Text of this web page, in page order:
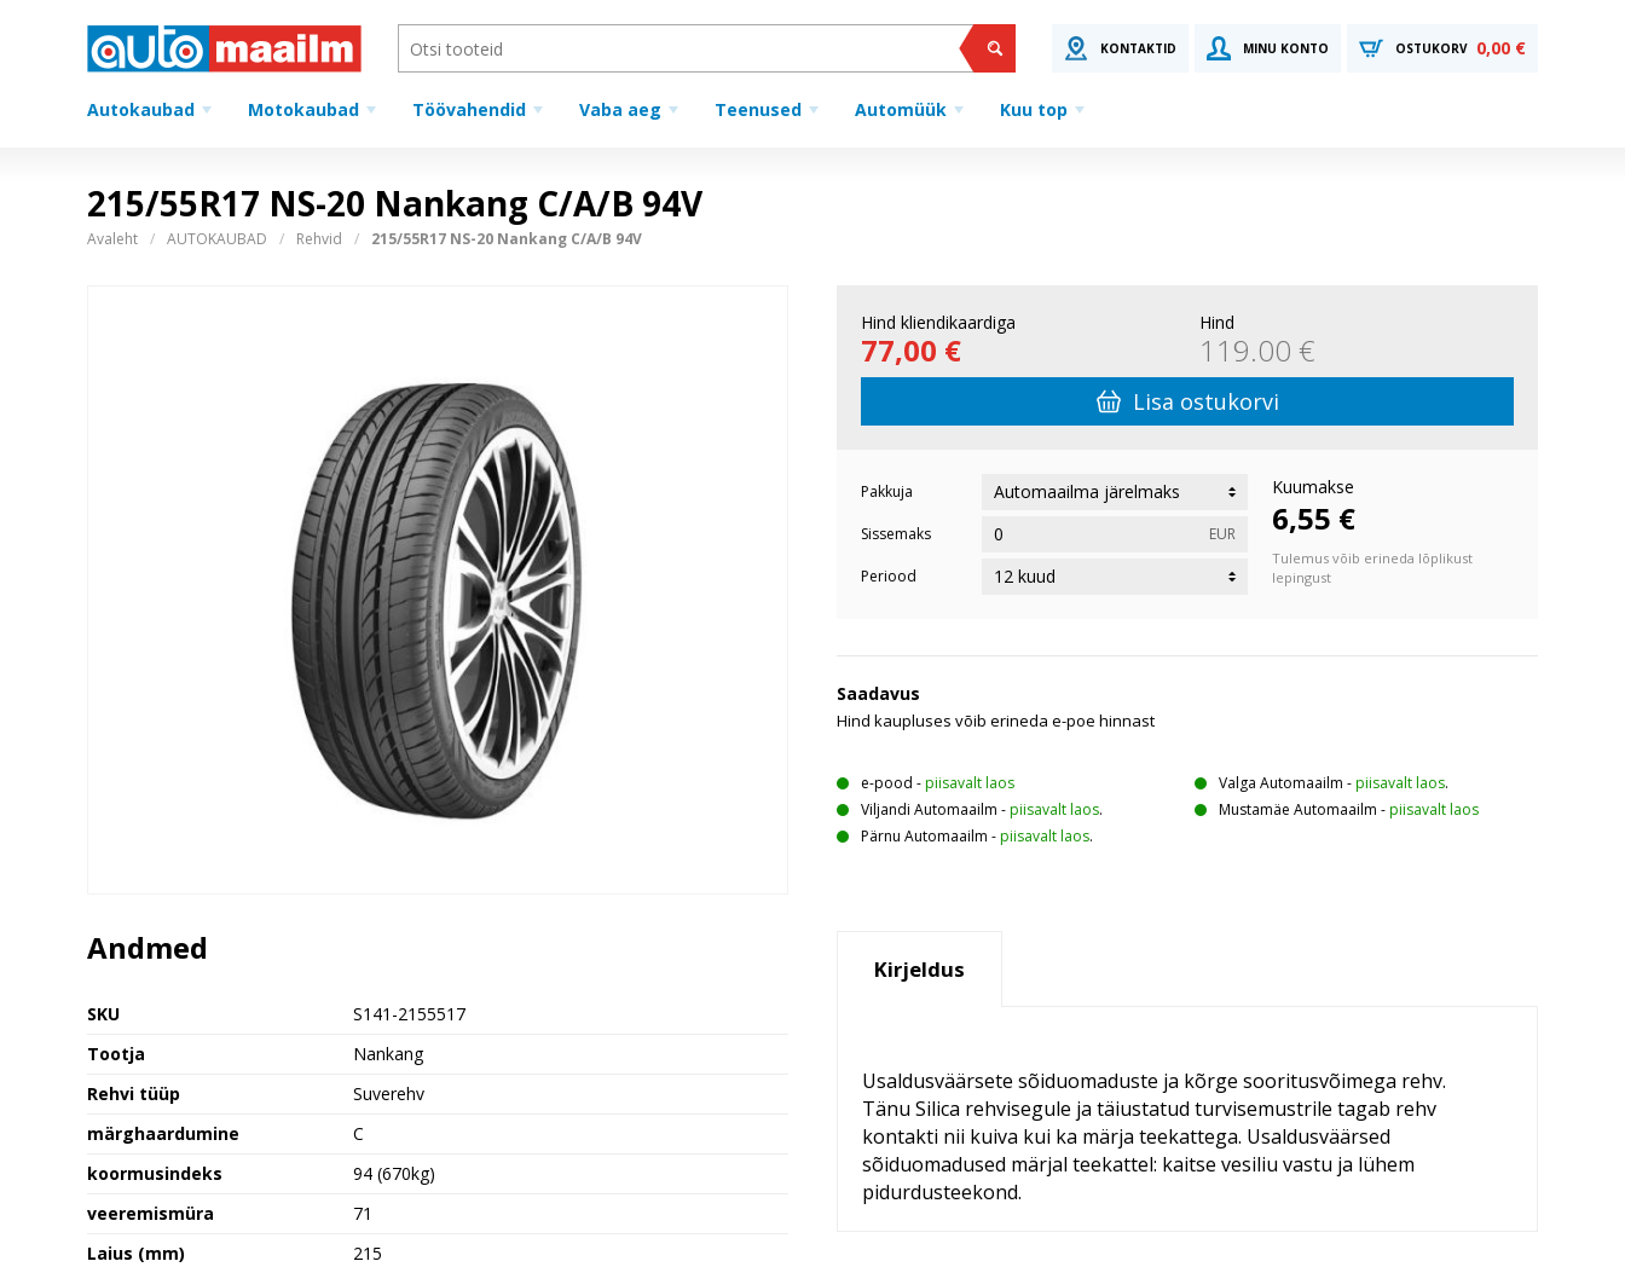
KONTAKTID MINU KONTO OSTUKORV 0,00 €
Autokaubad Motokaubad Töövahendid Vaba aeg Teenused Automüük Kuu top
215/55R17 NS-20 Nankang C/A/B 94V
Avaleht AUTOKAUBAD Rehvid 215/55R17 NS-20 Nankang C/A/B 94V
Hind kliendikaardiga
77,00 €
Hind
119.00 €
Lisa ostukorvi
Pakkuja
Sissemaks EUR
Periood
Kuumakse
6,55 €
Tulemus võib erineda lõplikust
lepingust
Saadavus
Hind kaupluses võib erineda e-poe hinnast
e-pood -piisavalt laos
Viljandi Automaailm -piisavalt laos.
Pärnu Automaailm -piisavalt laos.
Valga Automaailm -piisavalt laos.
Mustamäe Automaailm -piisavalt laos
Andmed
SKU
S141-2155517
Tootja
Nankang
Rehvi tüüp
Suverehv
märghaardumine
C
koormusindeks
94 (670kg)
veeremismüra
71
Laius (mm)
215
Kirjeldus
Usaldusväärsete sõiduomaduste ja kõrge sooritusvõimega rehv.
Tänu Silica rehvisegule ja täiustatud turvisemustrile tagab rehv
kontakti nii kuiva kui ka märja teekattega. Usaldusväärsed
sõiduomadused märjal teekattel: kaitse vesiliu vastu ja lühem
pidurdusteekond.